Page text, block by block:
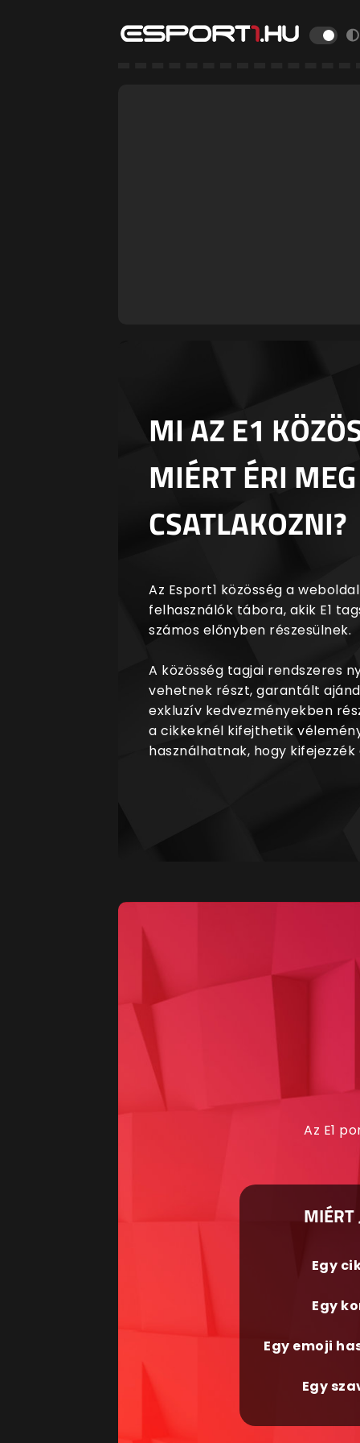
MI AZ E1
MIÉRT ÉRI MEG
CSATLAKOZNI?
Az Esport1 közösség a
felhasználók tábora, akik E1
számos előnyben részesülnek.
A közösség tagjai rendszeres
vehetnek részt, garantált
exkluzív kedvezményekben
a cikkeknél kifejthetik
használhatnak, hogy
Az E1
MIÉRT
Egy
Egy
Egy emoji
Egy